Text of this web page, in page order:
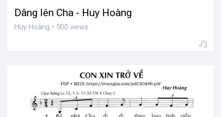
Dâng lên Cha - Huy Hoàng
Huy Hoàng • 500 views